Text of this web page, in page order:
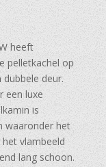
heeft
pelletkachel op
deur.
een luxe
is
waaronder het
vlambeeld
lang schoon.